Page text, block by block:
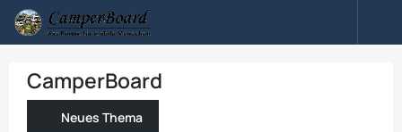
CamperBoard
Neues Thema